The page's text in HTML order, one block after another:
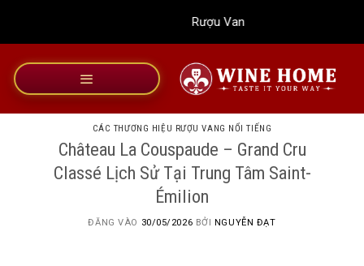
dung
Rượu Vang Wine Home
CÁC THƯƠNG HIỆU RƯỢU VANG NỔI TIẾNG
Château La Couspaude – Grand Cru
Classé Lịch Sử Tại Trung Tâm Saint-
Émilion
ĐĂNG VÀO 30/05/2026 BỞI NGUYỄN ĐẠT